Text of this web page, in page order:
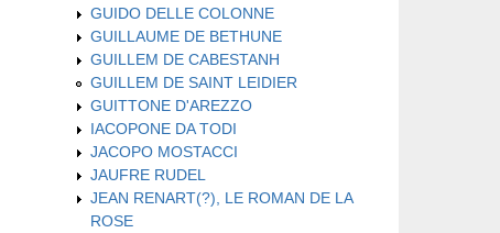
GUIDO DELLE COLONNE
GUILLAUME DE BETHUNE
GUILLEM DE CABESTANH
GUILLEM DE SAINT LEIDIER
GUITTONE D'AREZZO
IACOPONE DA TODI
JACOPO MOSTACCI
JAUFRE RUDEL
JEAN RENART(?), LE ROMAN DE LA
ROSE